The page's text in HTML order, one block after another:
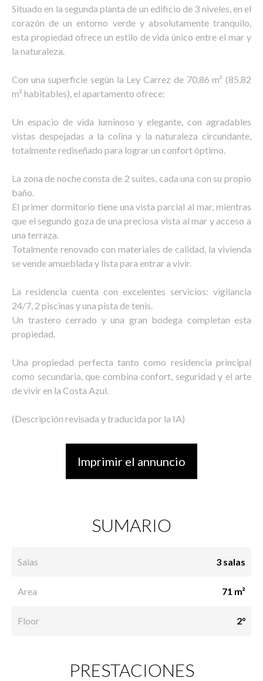
Situado en la segunda planta de un edificio de 3 niveles, en el
corazón de un entorno verde y absolutamente tranquilo,
esta propiedad ofrece un estilo de vida único entre el mar y
la naturaleza.
Con una superficie según la Ley Carrez de 70,86 m² (85,82
m² habitables), el apartamento ofrece:
Un espacio de vida luminoso y elegante, con agradables
vistas despejadas a la colina y la naturaleza circundante,
totalmente rediseñado para lograr un confort óptimo.
La zona de noche consta de 2 suites, cada una con su propio
baño.
El primer dormitorio tiene una vista parcial al mar, mientras
que el segundo goza de una preciosa vista al mar y acceso a
una terraza.
Totalmente renovado con materiales de calidad, la vivienda
se vende amueblada y lista para entrar a vivir.
La residencia cuenta con excelentes servicios: vigilancia
24/7, 2 piscinas y una pista de tenis.
Un trastero cerrado y una gran bodega completan esta
propiedad.
Una propiedad perfecta tanto como residencia principal
como secundaria, que combina confort, seguridad y el arte
de vivir en la Costa Azul.
(Descripción revisada y traducida por la IA)
Imprimir el annuncio
SUMARIO
Salas 3 salas
Area 71 m²
Floor 2°
PRESTACIONES